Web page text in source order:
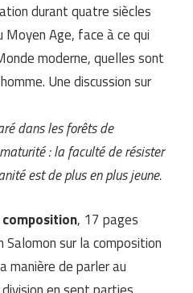
durant quatre siècles
Age, face à ce qui
moderne, quelles sont
Une discussion sur
dans les forêts de
: la faculté de résister
est de plus en plus jeune.
, 17 pages
Salomon sur la composition
manière de parler au